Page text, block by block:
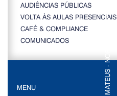
AUDIÊNCIAS PÚBLICAS
VOLTA ÀS AULAS PRESENCIAIS
CAFÉ & COMPLIANCE
COMUNICADOS
MENU